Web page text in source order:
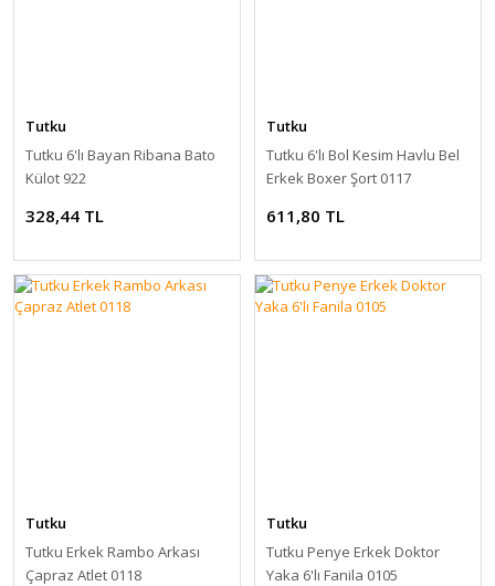
Tutku
Tutku 6'lı Bayan Ribana Bato
Külot 922
328,44 TL
Tutku
Tutku 6'lı Bol Kesim Havlu Bel
Erkek Boxer Şort 0117
611,80 TL
Tutku
Tutku Erkek Rambo Arkası
Çapraz Atlet 0118
Tutku
Tutku Penye Erkek Doktor
Yaka 6'lı Fanila 0105